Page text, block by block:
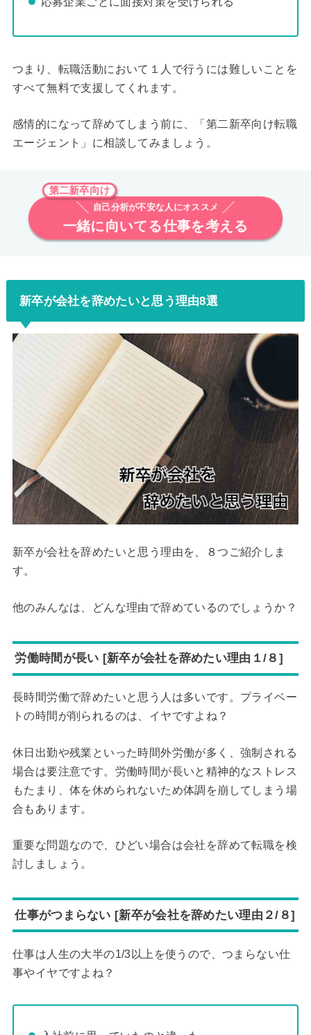
つまり、転職活動において１人で行うには難しいことを
すべて無料で支援してくれます。
感情的になって辞めてしまう前に、「第二新卒向け転職
エージェント」に相談してみましょう。
第二新卒向け
自己分析が不安な人にオススメ
一緒に向いてる仕事を考える
新卒が会社を辞めたいと思う理由8選
新卒が会社を辞めたいと思う理由を、８つご紹介しま
す。
他のみんなは、どんな理由で辞めているのでしょうか？
労働時間が長い [新卒が会社を辞めたい理由１/８]
長時間労働で辞めたいと思う人は多いです。プライベー
トの時間が削られるのは、イヤですよね？
休日出勤や残業といった時間外労働が多く、強制される
場合は要注意です。労働時間が長いと精神的なストレス
もたまり、体を休められないため体調を崩してしまう場
合もあります。
重要な問題なので、ひどい場合は会社を辞めて転職を検
討しましょう。
仕事がつまらない [新卒が会社を辞めたい理由２/８]
仕事は人生の大半の1/3以上を使うので、つまらない仕
事やイヤですよね？